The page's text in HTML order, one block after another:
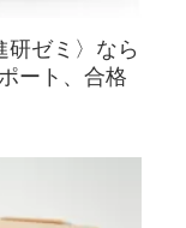
ゼミ〉なら
ート、合格